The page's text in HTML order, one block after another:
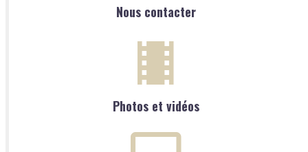
Nous contacter
Photos et vidéos